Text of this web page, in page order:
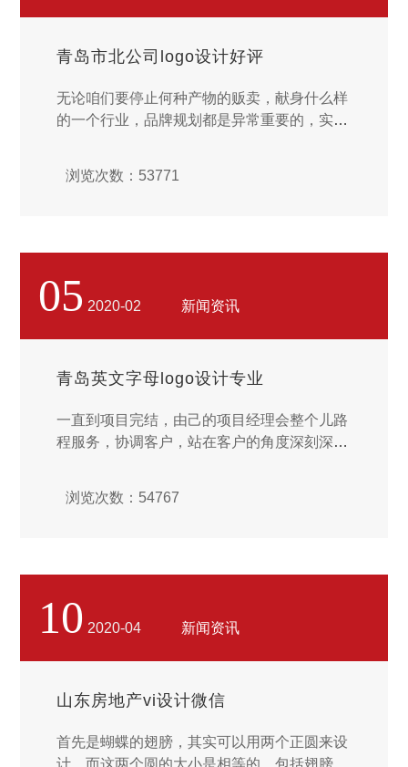
青岛市北公司logo设计好评
无论咱们要停止何种产物的贩卖，献身什么样
的一个行业，品牌规划都是异常重要的，实际
牌抽象，更何况是一些大型品牌，想要做好将
呢？下面就来简略为每人介绍一下子子。看不
一个品牌究竟要怎么样停止成长，真的很多中
小规模公司都是有些渺然的。面对着大品牌的
控制感情，表面上很像咱们都只能是在夹缝中
浏览次数：53771
05 2020-02 新闻资讯
青岛英文字母logo设计专业
一直到项目完结，由己的项目经理会整个儿路
程服务，协调客户，站在客户的角度深刻深思
与众包平台，与外包拯司，担保清楚的服务，
浏览次数：54767
10 2020-04 新闻资讯
山东房地产vi设计微信
首先是蝴蝶的翅膀，其实可以用两个正圆来设
计，而这两个圆的大小是相等的，包括翅膀的